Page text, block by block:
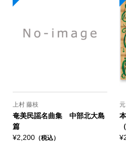
上村 藤枝
奄美民謡名曲集 中部北大島
篇
¥2,200（税込）